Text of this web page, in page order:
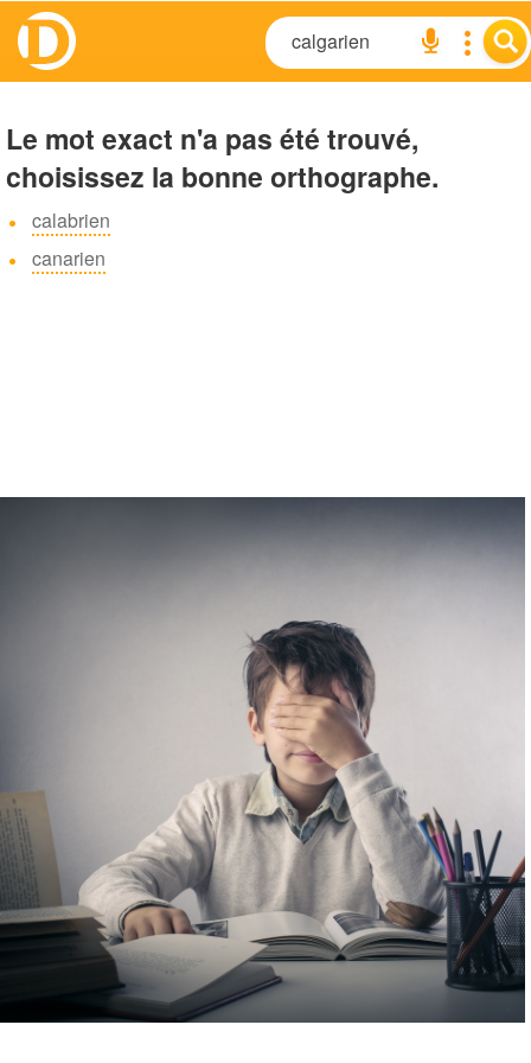
Le mot exact n'a pas été trouvé,
choisissez la bonne orthographe.
calabrien
canarien